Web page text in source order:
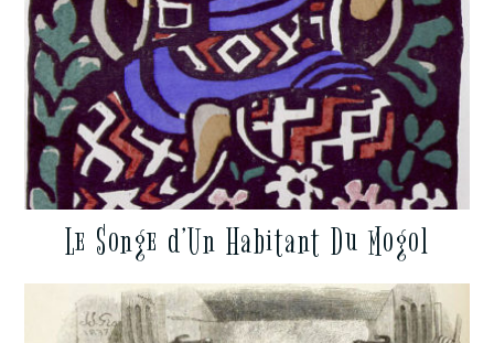
Le Songe d’Un Habitant Du Mogol